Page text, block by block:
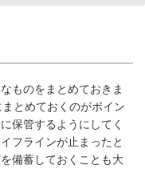
ものをまとめておきま
とめておくのがポイン
保管するようにしてく
フラインが止まったと
備蓄しておくことも大